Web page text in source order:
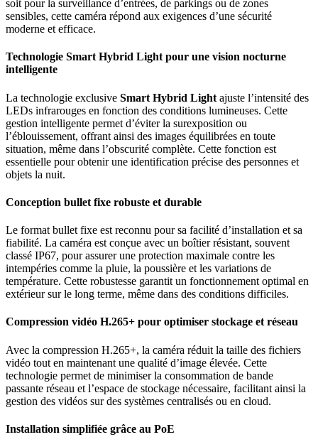
soit pour la surveillance d’entrées, de parkings ou de zones
sensibles, cette caméra répond aux exigences d’une sécurité
moderne et efficace.
Technologie Smart Hybrid Light pour une vision nocturne
intelligente
La technologie exclusive Smart Hybrid Light ajuste l’intensité des
LEDs infrarouges en fonction des conditions lumineuses. Cette
gestion intelligente permet d’éviter la surexposition ou
l’éblouissement, offrant ainsi des images équilibrées en toute
situation, même dans l’obscurité complète. Cette fonction est
essentielle pour obtenir une identification précise des personnes et
objets la nuit.
Conception bullet fixe robuste et durable
Le format bullet fixe est reconnu pour sa facilité d’installation et sa
fiabilité. La caméra est conçue avec un boîtier résistant, souvent
classé IP67, pour assurer une protection maximale contre les
intempéries comme la pluie, la poussière et les variations de
température. Cette robustesse garantit un fonctionnement optimal en
extérieur sur le long terme, même dans des conditions difficiles.
Compression vidéo H.265+ pour optimiser stockage et réseau
Avec la compression H.265+, la caméra réduit la taille des fichiers
vidéo tout en maintenant une qualité d’image élevée. Cette
technologie permet de minimiser la consommation de bande
passante réseau et l’espace de stockage nécessaire, facilitant ainsi la
gestion des vidéos sur des systèmes centralisés ou en cloud.
Installation simplifiée grâce au PoE